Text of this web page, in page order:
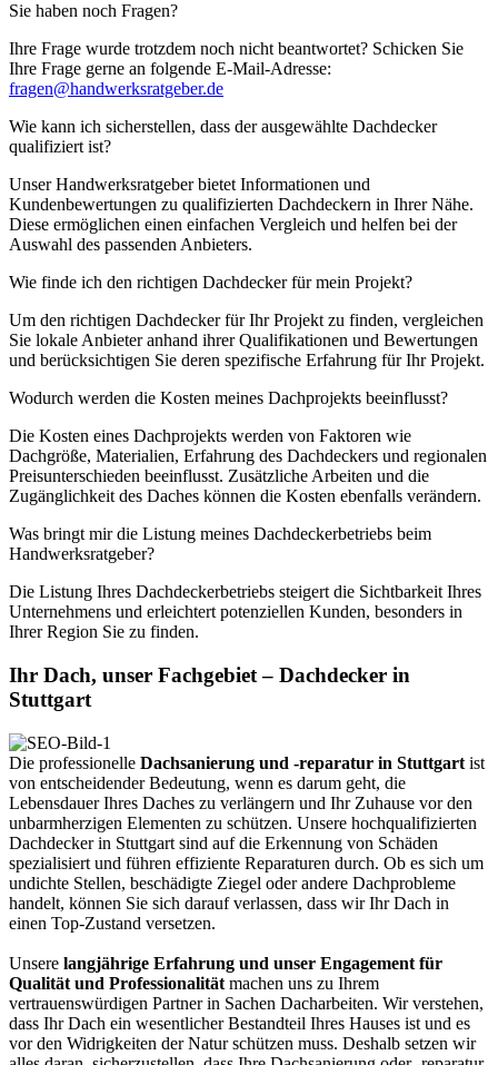
Sie haben noch Fragen?
Ihre Frage wurde trotzdem noch nicht beantwortet? Schicken Sie
Ihre Frage gerne an folgende E-Mail-Adresse:
fragen@handwerksratgeber.de
Wie kann ich sicherstellen, dass der ausgewählte Dachdecker
qualifiziert ist?
Unser Handwerksratgeber bietet Informationen und
Kundenbewertungen zu qualifizierten Dachdeckern in Ihrer Nähe.
Diese ermöglichen einen einfachen Vergleich und helfen bei der
Auswahl des passenden Anbieters.
Wie finde ich den richtigen Dachdecker für mein Projekt?
Um den richtigen Dachdecker für Ihr Projekt zu finden, vergleichen
Sie lokale Anbieter anhand ihrer Qualifikationen und Bewertungen
und berücksichtigen Sie deren spezifische Erfahrung für Ihr Projekt.
Wodurch werden die Kosten meines Dachprojekts beeinflusst?
Die Kosten eines Dachprojekts werden von Faktoren wie
Dachgröße, Materialien, Erfahrung des Dachdeckers und regionalen
Preisunterschieden beeinflusst. Zusätzliche Arbeiten und die
Zugänglichkeit des Daches können die Kosten ebenfalls verändern.
Was bringt mir die Listung meines Dachdeckerbetriebs beim
Handwerksratgeber?
Die Listung Ihres Dachdeckerbetriebs steigert die Sichtbarkeit Ihres
Unternehmens und erleichtert potenziellen Kunden, besonders in
Ihrer Region Sie zu finden.
Ihr Dach, unser Fachgebiet – Dachdecker in
Stuttgart
Die professionelle Dachsanierung und -reparatur in Stuttgart ist
von entscheidender Bedeutung, wenn es darum geht, die
Lebensdauer Ihres Daches zu verlängern und Ihr Zuhause vor den
unbarmherzigen Elementen zu schützen. Unsere hochqualifizierten
Dachdecker in Stuttgart sind auf die Erkennung von Schäden
spezialisiert und führen effiziente Reparaturen durch. Ob es sich um
undichte Stellen, beschädigte Ziegel oder andere Dachprobleme
handelt, können Sie sich darauf verlassen, dass wir Ihr Dach in
einen Top-Zustand versetzen.
Unsere langjährige Erfahrung und unser Engagement für
Qualität und Professionalität machen uns zu Ihrem
vertrauenswürdigen Partner in Sachen Dacharbeiten. Wir verstehen,
dass Ihr Dach ein wesentlicher Bestandteil Ihres Hauses ist und es
vor den Widrigkeiten der Natur schützen muss. Deshalb setzen wir